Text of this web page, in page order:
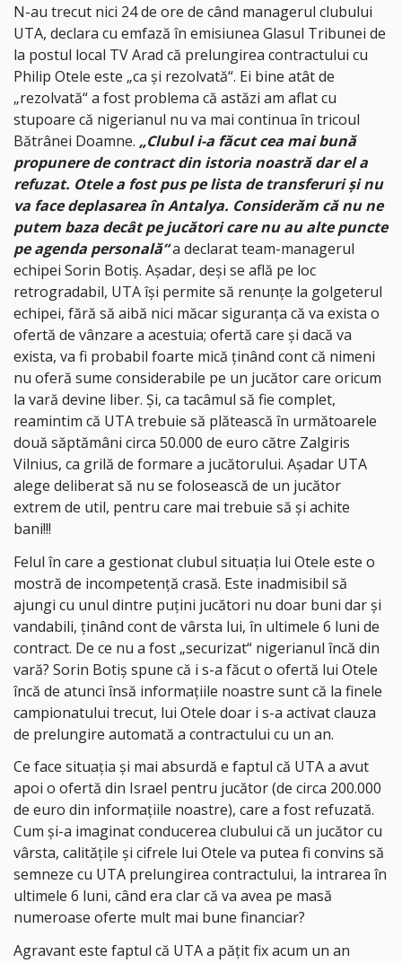
N-au trecut nici 24 de ore de când managerul clubului
UTA, declara cu emfază în emisiunea Glasul Tribunei de
la postul local TV Arad că prelungirea contractului cu
Philip Otele este „ca și rezolvată“. Ei bine atât de
„rezolvată“ a fost problema că astăzi am aflat cu
stupoare că nigerianul nu va mai continua în tricoul
Bătrânei Doamne. „Clubul i-a făcut cea mai bună
propunere de contract din istoria noastră dar el a
refuzat. Otele a fost pus pe lista de transferuri și nu
va face deplasarea în Antalya. Considerăm că nu ne
putem baza decât pe jucători care nu au alte puncte
pe agenda personală“a declarat team-managerul
echipei Sorin Botiș. Așadar, deși se află pe loc
retrogradabil, UTA își permite să renunțe la golgeterul
echipei, fără să aibă nici măcar siguranța că va exista o
ofertă de vânzare a acestuia; ofertă care și dacă va
exista, va fi probabil foarte mică ținând cont că nimeni
nu oferă sume considerabile pe un jucător care oricum
la vară devine liber. Și, ca tacâmul să fie complet,
reamintim că UTA trebuie să plătească în următoarele
două săptămâni circa 50.000 de euro către Zalgiris
Vilnius, ca grilă de formare a jucătorului. Așadar UTA
alege deliberat să nu se folosească de un jucător
extrem de util, pentru care mai trebuie să și achite
bani!!!
Felul în care a gestionat clubul situația lui Otele este o
mostră de incompetență crasă. Este inadmisibil să
ajungi cu unul dintre puțini jucători nu doar buni dar și
vandabili, ținând cont de vârsta lui, în ultimele 6 luni de
contract. De ce nu a fost „securizat“ nigerianul încă din
vară? Sorin Botiș spune că i s-a făcut o ofertă lui Otele
încă de atunci însă informațiile noastre sunt că la finele
campionatului trecut, lui Otele doar i s-a activat clauza
de prelungire automată a contractului cu un an.
Ce face situația și mai absurdă e faptul că UTA a avut
apoi o ofertă din Israel pentru jucător (de circa 200.000
de euro din informațiile noastre), care a fost refuzată.
Cum și-a imaginat conducerea clubului că un jucător cu
vârsta, calitățile și cifrele lui Otele va putea fi convins să
semneze cu UTA prelungirea contractului, la intrarea în
ultimele 6 luni, când era clar că va avea pe masă
numeroase oferte mult mai bune financiar?
Agravant este faptul că UTA a pățit fix acum un an